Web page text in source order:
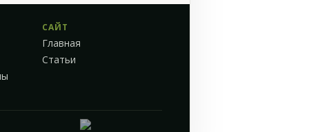
САЙТ
Главная
Статьи